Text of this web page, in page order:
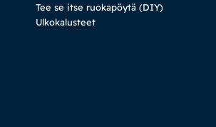
Tee se itse ruokapöytä (DIY)
Ulkokalusteet